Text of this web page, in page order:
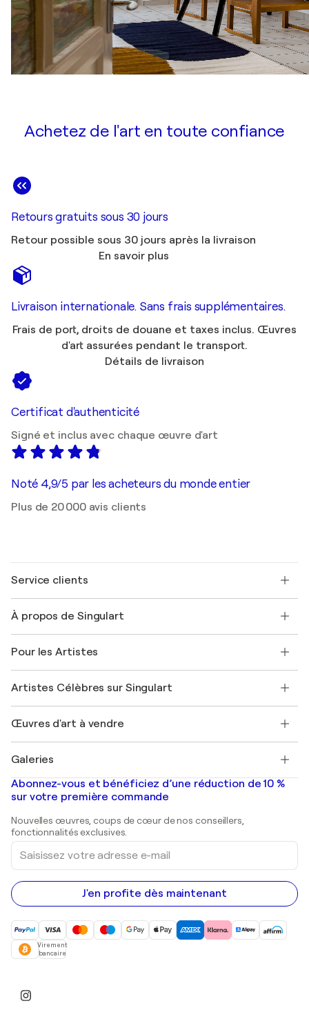
Achetez de l'art en toute confiance
Retours gratuits sous 30 jours
Retour possible sous 30 jours après la livraison
En savoir plus
Livraison internationale. Sans frais supplémentaires.
Frais de port, droits de douane et taxes inclus. Œuvres
d'art assurées pendant le transport.
Détails de livraison
Certificat d'authenticité
Signé et inclus avec chaque œuvre d'art
Noté 4,9/5 par les acheteurs du monde entier
Plus de 20 000 avis clients
Service clients
Expédition
Offrir une carte cadeau
Rejoignez notre programme commercial
Mon compte
+33 1 76 44 06 42
À propos de Singulart
FAQ
Magazine Singulart
Emplois
Découvrez une sélection d'art original
Pour les Artistes
Se connecter en tant qu'Artiste
Artistes Célèbres sur Singulart
Marc Chagall
Banksy
Mr. Brainwash
Shepard Fairey
Œuvres d'art à vendre
Tableaux abstraits à vendre
Peintures de paysage
Estampes
Peintures acryliques
Galeries
Galeries d'art en France
Galeries d'art en Belgique
Abonnez-vous et bénéficiez d’une réduction de 10 %
sur votre première commande
Nouvelles œuvres, coups de cœur de nos conseillers,
fonctionnalités exclusives.
Saisissez
votre
adresse
e-
mail
J'en profite dès maintenant
Virement
bancaire